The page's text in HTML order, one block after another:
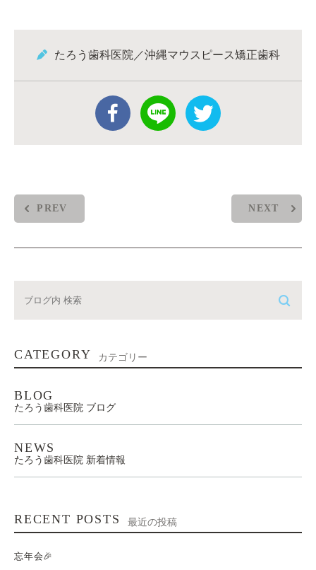
たろう歯科医院／沖縄マウスピース矯正歯科
PREV NEXT
CATEGORY カテゴリー
BLOG
たろう歯科医院 ブログ
NEWS
たろう歯科医院 新着情報
RECENT POSTS 最近の投稿
忘年会🎉